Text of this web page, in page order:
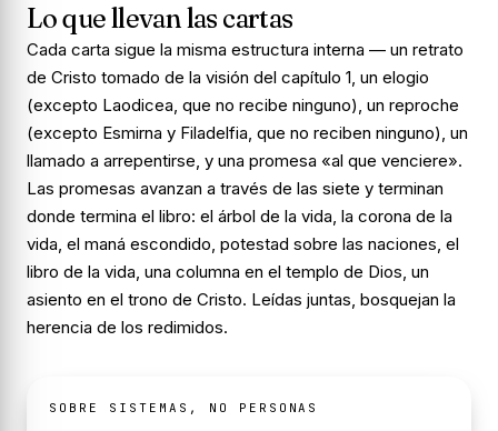
Lo que llevan las cartas
Cada carta sigue la misma estructura interna — un retrato
de Cristo tomado de la visión del capítulo 1, un elogio
(excepto Laodicea, que no recibe ninguno), un reproche
(excepto Esmirna y Filadelfia, que no reciben ninguno), un
llamado a arrepentirse, y una promesa «al que venciere».
Las promesas avanzan a través de las siete y terminan
donde termina el libro: el árbol de la vida, la corona de la
vida, el maná escondido, potestad sobre las naciones, el
libro de la vida, una columna en el templo de Dios, un
asiento en el trono de Cristo. Leídas juntas, bosquejan la
herencia de los redimidos.
SOBRE SISTEMAS, NO PERSONAS